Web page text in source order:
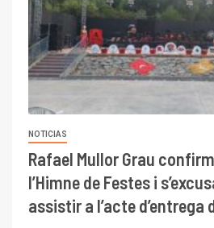
NOTICIAS
Rafael Mullor Grau
l’Himne de Festes i
assistir a l’acte d’entrega